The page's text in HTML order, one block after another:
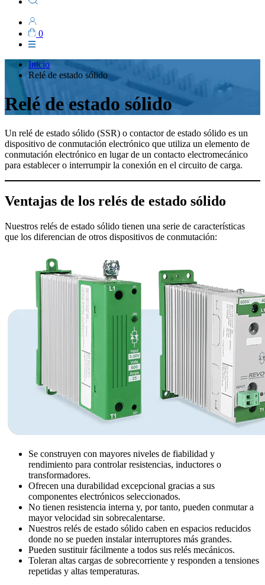
0
Inicio
Relé de estado sólido
Relé de estado sólido
Un relé de estado sólido (SSR) o contactor de estado sólido es un
dispositivo de conmutación electrónico que utiliza un elemento de
conmutación electrónico en lugar de un contacto electromecánico
para establecer o interrumpir la conexión en el circuito de carga.
Ventajas de los relés de estado sólido
Nuestros relés de estado sólido tienen una serie de características
que los diferencian de otros dispositivos de conmutación:
Se construyen con mayores niveles de fiabilidad y
rendimiento para controlar resistencias, inductores o
transformadores.
Ofrecen una durabilidad excepcional gracias a sus
componentes electrónicos seleccionados.
No tienen resistencia interna y, por tanto, pueden conmutar a
mayor velocidad sin sobrecalentarse.
Nuestros relés de estado sólido caben en espacios reducidos
donde no se pueden instalar interruptores más grandes.
Pueden sustituir fácilmente a todos sus relés mecánicos.
Toleran altas cargas de sobrecorriente y responden a tensiones
repetidas y altas temperaturas.